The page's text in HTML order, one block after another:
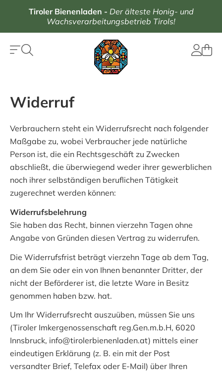
Tiroler Bienenladen - Der älteste Honig- und
Wachsverarbeitungsbetrieb Tirols!
Widerruf
Verbrauchern steht ein Widerrufsrecht nach folgender
Maßgabe zu, wobei Verbraucher jede natürliche
Person ist, die ein Rechtsgeschäft zu Zwecken
abschließt, die überwiegend weder ihrer gewerblichen
noch ihrer selbständigen beruflichen Tätigkeit
zugerechnet werden können:
Widerrufsbelehrung
Sie haben das Recht, binnen vierzehn Tagen ohne
Angabe von Gründen diesen Vertrag zu widerrufen.
Die Widerrufsfrist beträgt vierzehn Tage ab dem Tag,
an dem Sie oder ein von Ihnen benannter Dritter, der
nicht der Beförderer ist, die letzte Ware in Besitz
genommen haben bzw. hat.
Um Ihr Widerrufsrecht auszuüben, müssen Sie uns
(Tiroler Imkergenossenschaft reg.Gen.m.b.H, 6020
Innsbruck, info@tirolerbienenladen.at) mittels einer
eindeutigen Erklärung (z. B. ein mit der Post
versandter Brief, Telefax oder E-Mail) über Ihren